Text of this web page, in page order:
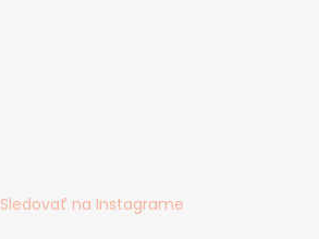
Sledovať na Instagrame